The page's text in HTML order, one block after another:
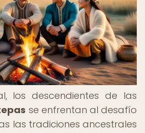
los descendientes de las
se enfrentan al desafío
las tradiciones ancestrales